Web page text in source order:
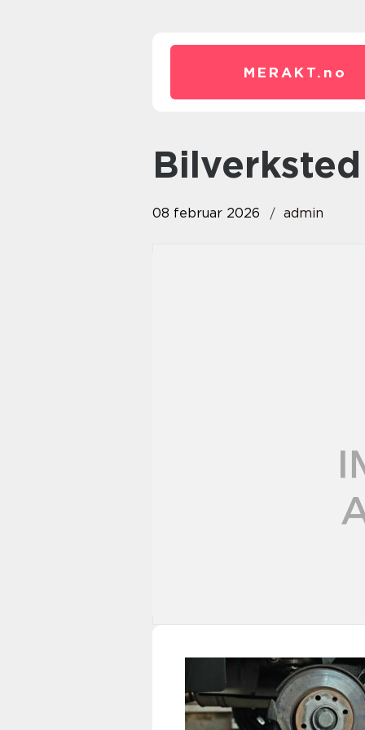
MERAKT. no
bilverksted
08 februar 2026 admin